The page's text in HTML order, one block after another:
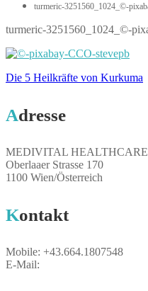
turmeric-3251560_1024_©-
turmeric-3251560_1024_©-
Die 5 Heilkräfte von Kurkuma
Adresse
MEDIVITAL
Oberlaaer Strasse 170
1100 Wien/Österreich
Kontakt
Mobile: +43.664.1807548
E-Mail: